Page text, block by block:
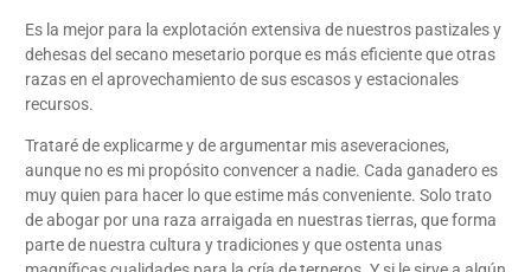
Es la mejor para la explotación extensiva de nuestros pastizales y
dehesas del secano mesetario porque es más eficiente que otras
razas en el aprovechamiento de sus escasos y estacionales
recursos.
Trataré de explicarme y de argumentar mis aseveraciones,
aunque no es mi propósito convencer a nadie. Cada ganadero es
muy quien para hacer lo que estime más conveniente. Solo trato
de abogar por una raza arraigada en nuestras tierras, que forma
parte de nuestra cultura y tradiciones y que ostenta unas